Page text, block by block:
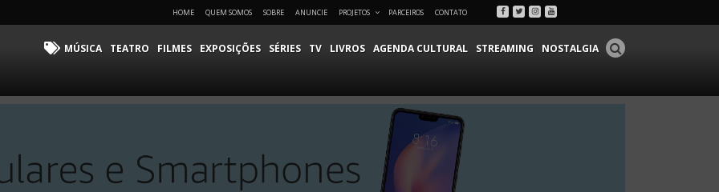
HOME QUEM SOMOS SOBRE ANUNCIE PROJETOS PARCEIROS CONTATO Facebook
Twitter
Instagram
Youtube
MÚSICA TEATRO FILMES EXPOSIÇÕES SÉRIES TV LIVROS AGENDA CULTURAL STREAMING NOSTALGIA